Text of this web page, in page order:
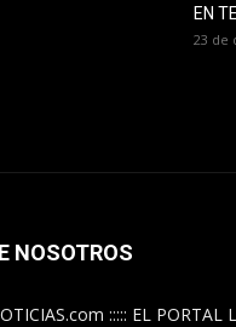
EN
23 de
NOSOTROS
::::: EL